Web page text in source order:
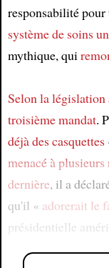
responsabilité
système de soins
mythique, qui
Selon la législation
troisième mandat.
déjàdes casquettes
menacéà plusieurs
dernière, il a
qu'il « adorerait le
présidentielle